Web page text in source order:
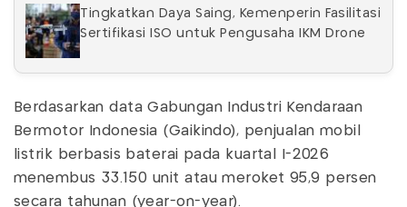
Tingkatkan Daya Saing, Kemenperin Fasilitasi
Sertifikasi ISO untuk Pengusaha IKM Drone
Berdasarkan data Gabungan Industri Kendaraan
Bermotor Indonesia (Gaikindo), penjualan mobil
listrik berbasis baterai pada kuartal I-2026
menembus 33.150 unit atau meroket 95,9 persen
secara tahunan (year-on-year).